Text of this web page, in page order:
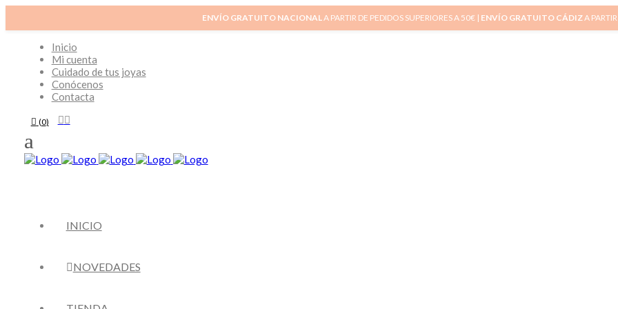
Inicio
Mi cuenta
Cuidado de tus joyas
Conócenos
Contacta
(0)
INICIO
NOVEDADES
ENVÍO GRATUITO NACIONALA PARTIR DE PEDIDOS SUPERIORES A 50€ | ENVÍO GRATUITO CÁDIZA